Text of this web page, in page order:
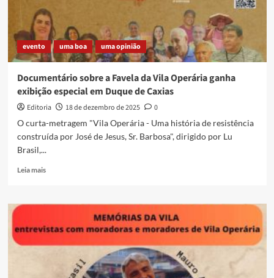
evento uma boa uma opinião
Documentário sobre a Favela da Vila Operária ganha
exibição especial em Duque de Caxias
Editoria 18 de dezembro de 2025
0
O curta-metragem "Vila Operária - Uma história de resistência
construída por José de Jesus, Sr. Barbosa", dirigido por Lu
Brasil,...
Leia maisRead
Documentário
a
da
Operária